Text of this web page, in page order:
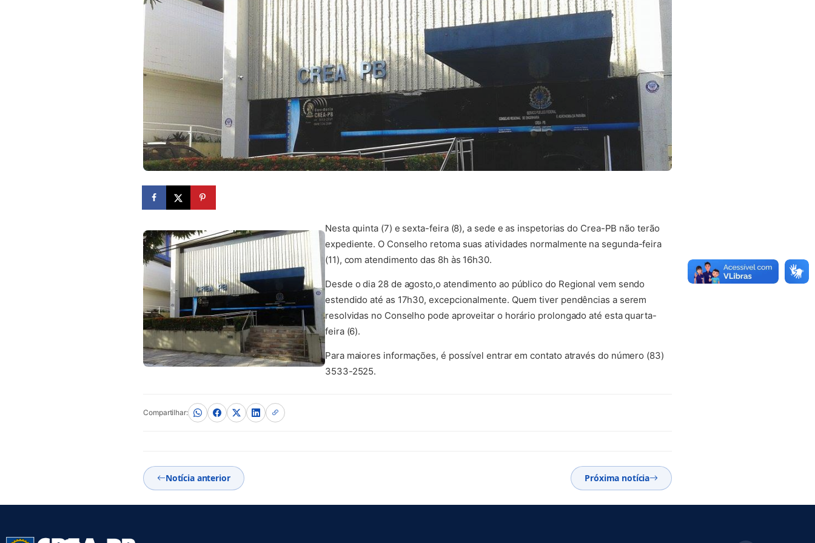
Nesta quinta (7) e sexta-feira (8), a sede e as inspetorias do Crea-PB não terão
expediente. O Conselho retoma suas atividades normalmente na segunda-feira
(11), com atendimento das 8h às 16h30.
Desde o dia 28 de agosto,o atendimento ao público do Regional vem sendo
estendido até as 17h30, excepcionalmente. Quem tiver pendências a serem
resolvidas no Conselho pode aproveitar o horário prolongado até esta quarta-
feira (6).
Para maiores informações, é possível entrar em contato através do número (83)
3533-2525.
Compartilhar:
Notícia anterior Próxima notícia